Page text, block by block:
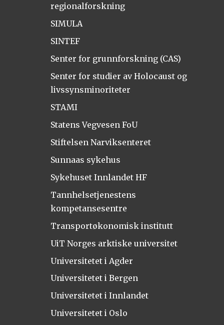
regionalforskning
SIMULA
SINTEF
Senter for grunnforskning (CAS)
Senter for studier av Holocaust og
livssynsminoriteter
STAMI
Statens Vegvesen FoU
Stiftelsen Narviksenteret
Sunnaas sykehus
Sykehuset Innlandet HF
Tannhelsetjenestens
kompetansesentre
Transportøkonomisk institutt
UiT Norges arktiske universitet
Universitetet i Agder
Universitetet i Bergen
Universitetet i Innlandet
Universitetet i Oslo